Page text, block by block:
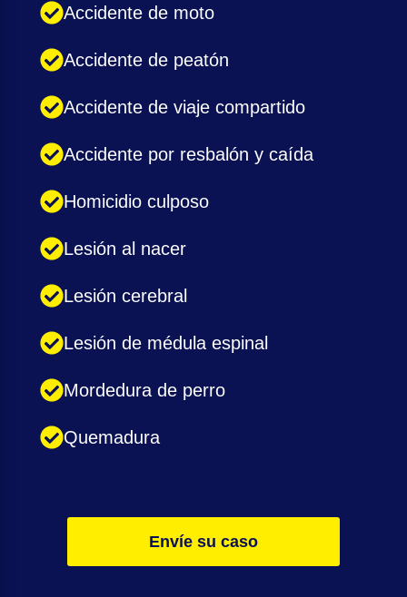
Accidente de moto
Accidente de peatón
Accidente de viaje compartido
Accidente por resbalón y caída
Homicidio culposo
Lesión al nacer
Lesión cerebral
Lesión de médula espinal
Mordedura de perro
Quemadura
Envíe su caso